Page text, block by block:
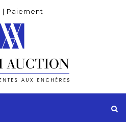
| Paiement